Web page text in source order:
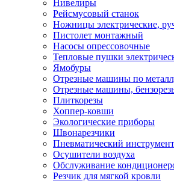
Нивелиры
Рейсмусовый станок
Ножницы электрические,
Пистолет монтажный
Насосы опрессовочные
Тепловые пушки
Ямобуры
Отрезные машины по
Отрезные машины,
Плиткорезы
Хоппер-ковши
Экологические приборы
Швонарезчики
Пневматический инструмент
Осушители воздуха
Обслуживание
Резчик для мягкой кровли